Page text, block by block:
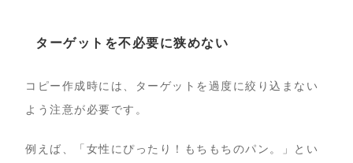
ターゲットを不必要に狭めない
コピー作成時には、ターゲットを過度に絞り込まない
よう注意が必要です。
例えば、「女性にぴったり！もちもちのパン。」とい